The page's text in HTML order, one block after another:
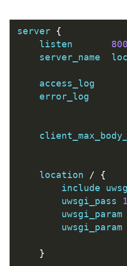
server {
    listen
server_name
    access_log
    error_log
    location
/
{
include
        uwsgi_pass
uwsgi_param
}